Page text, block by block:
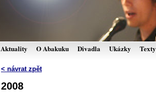
Aktuality O Abakuku Divadla Ukázky Texty
< návrat zpět
2008